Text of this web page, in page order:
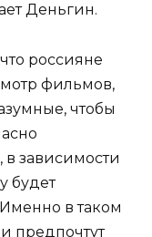
Деньгин.
россияне
фильмов,
чтобы
зависимости
будет
Именно в таком
предпочтут